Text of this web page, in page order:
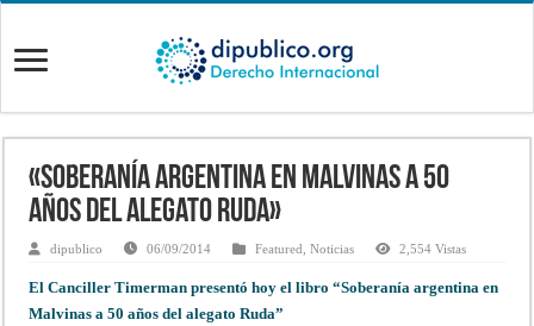
«Soberanía argentina en Malvinas a 50
años del alegato Ruda»
dipublico 06/09/2014 Featured ,Noticias 2,554 Vistas
El Canciller Timerman presentó hoy el libro “Soberanía argentina en
Malvinas a 50 años del alegato Ruda”